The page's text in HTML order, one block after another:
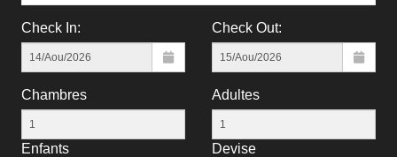
Check In: Check Out:
Chambres Adultes
Enfants Devise